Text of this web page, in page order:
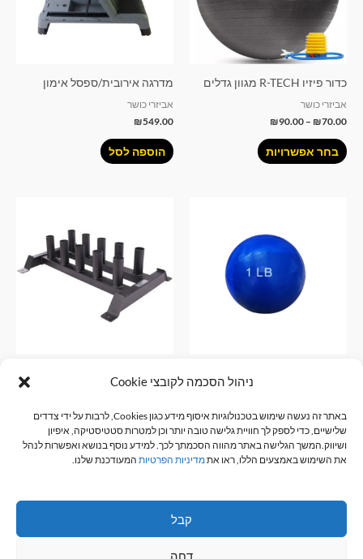
ניהול הסכמה לקובצי Cookie
באתר זה נעשה שימוש בטכנולוגיות איסוף מידע כגון Cookies, לרבות על ידי צדדים
שלישיים, כדי לספק לך חוויית גלישה טובה יותר וכן למטרות סטטיסטיקה, איפיון
ושיווק.המשך הגלישה באתר מהווה הסכמתך לכך. למידע נוסף בנושא ואפשרות לנהל
את השימוש באמצעים הללו, ראו אתמדיניות הפרטיות המעודכנת שלנו.
קבל
דחה
כדור פיזיו R-TECH מגוון גדלים
אביזרי כושר
₪70.00
–
₪90.00
בחר אפשרויות
ניתן
את
האפשרויות
מדרגה אירובית/ספסל אימון
אביזרי כושר
₪549.00
הוספה לסל
אביזרי כושר
₪15.00
הוספה לסל
₪400.00
הוספה לסל